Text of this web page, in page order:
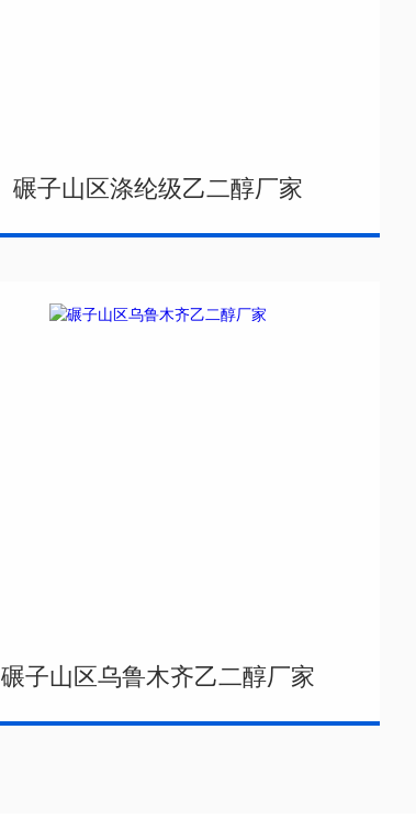
碾子山区涤纶级乙二醇厂家
碾子山区乌鲁木齐乙二醇厂家